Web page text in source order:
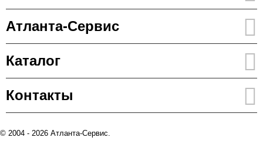
Атланта-Сервис
Каталог
Контакты
© 2004 - 2026 Атланта-Сервис.